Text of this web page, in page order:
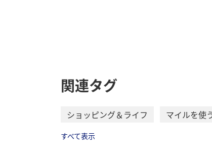
関連タグ
ショッピング＆ライフ マイルを使
すべて表示